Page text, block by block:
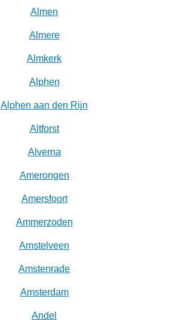
Almen
Almere
Almkerk
Alphen
Alphen aan den Rijn
Altforst
Alverna
Amerongen
Amersfoort
Ammerzoden
Amstelveen
Amstenrade
Amsterdam
Andel